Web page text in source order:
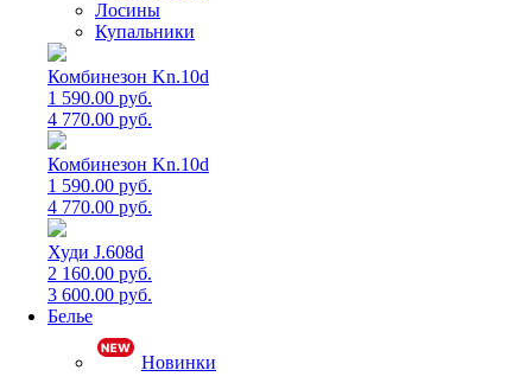
Лосины
Купальники
Комбинезон Kn.10d
1 590.00 руб.
4 770.00 руб.
Комбинезон Kn.10d
1 590.00 руб.
4 770.00 руб.
Худи J.608d
2 160.00 руб.
3 600.00 руб.
Белье
Новинки